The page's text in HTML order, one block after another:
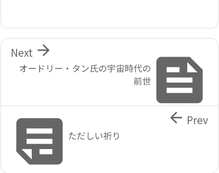

オードリー・タン氏の宇宙時代の
前世

Next
ただしい祈り
 Prev